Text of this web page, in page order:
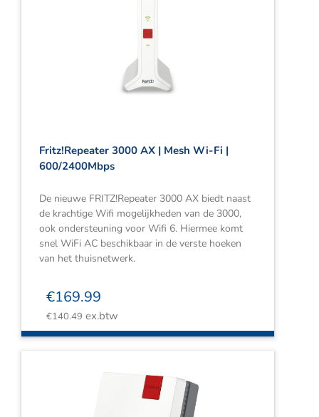
Fritz!Repeater 3000 AX | Mesh Wi-Fi |
600/2400Mbps
De nieuwe FRITZ!Repeater 3000 AX biedt naast
de krachtige Wifi mogelijkheden van de 3000,
ook ondersteuning voor Wifi 6. Hiermee komt
snel WiFi AC beschikbaar in de verste hoeken
van het thuisnetwerk.
€169.99
€140.49 ex.btw